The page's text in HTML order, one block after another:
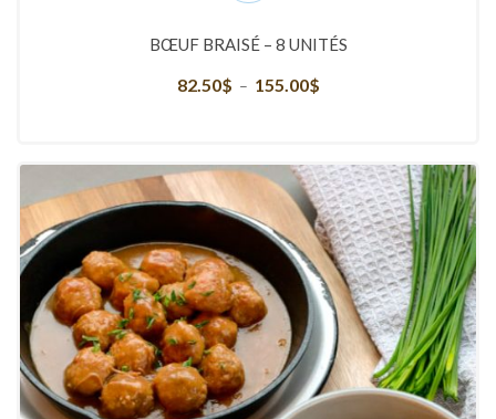
BŒUF BRAISÉ – 8 UNITÉS
82.50$ – 155.00$Plage
à
155.00$